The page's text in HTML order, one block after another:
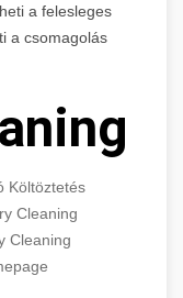
a felesleges
a csomagolás
Költöztetés
Cleaning
Cleaning